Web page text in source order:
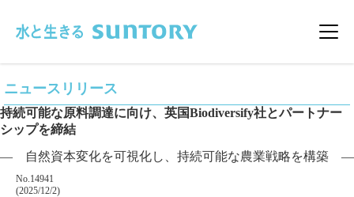
メ
ニュースリリース
持続可能な原料調達に向け、英国Biodiversify社とパートナー
シップを締結
― 自然資本変化を可視化し、持続可能な農業戦略を構築 ―
掲載番号
No.14941
掲載日
(2025/12/2)